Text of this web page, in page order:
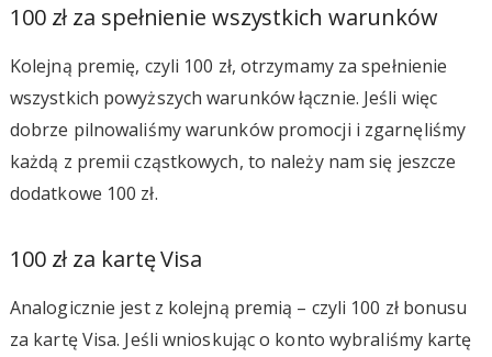
100 zł za spełnienie wszystkich warunków
Kolejną premię, czyli 100 zł, otrzymamy za spełnienie
wszystkich powyższych warunków łącznie. Jeśli więc
dobrze pilnowaliśmy warunków promocji i zgarnęliśmy
każdą z premii cząstkowych, to należy nam się jeszcze
dodatkowe 100 zł.
100 zł za kartę Visa
Analogicznie jest z kolejną premią – czyli 100 zł bonusu
za kartę Visa. Jeśli wnioskując o konto wybraliśmy kartę